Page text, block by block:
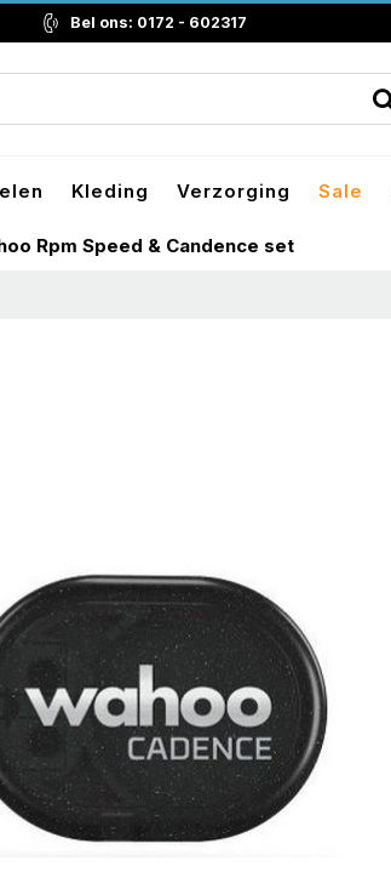
Bel ons: 0172 - 602317
Kleding Verzorging Sale
Rpm Speed & Candence set